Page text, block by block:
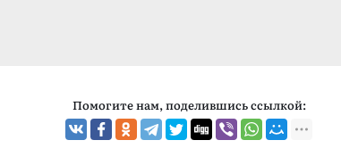
Помогите нам, поделившись ссылкой: